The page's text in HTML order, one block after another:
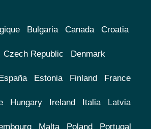
Bulgaria Canada Croatia
Czech Republic Denmark
Estonia Finland France
Hungary Ireland Italia Latvia
Malta Poland Portugal